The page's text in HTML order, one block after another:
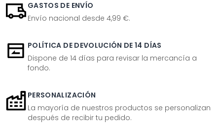
GASTOS DE ENVÍO
Envío nacional desde 4,99 €.
POLÍTICA DE DEVOLUCIÓN DE 14 DÍAS
Dispone de 14 días para revisar la mercancía a
fondo.
PERSONALIZACIÓN
La mayoría de nuestros productos se personalizan
después de recibir tu pedido.